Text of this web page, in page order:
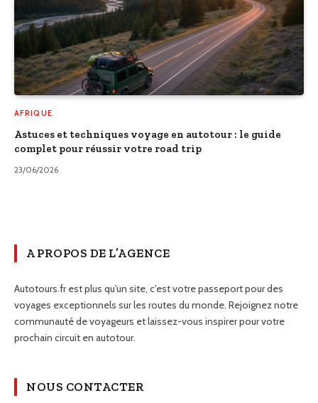
AFRIQUE
Astuces et techniques voyage en autotour : le guide
complet pour réussir votre road trip
23/06/2026
A PROPOS DE L’AGENCE
Autotours.fr est plus qu'un site, c'est votre passeport pour des
voyages exceptionnels sur les routes du monde. Rejoignez notre
communauté de voyageurs et laissez-vous inspirer pour votre
prochain circuit en autotour.
NOUS CONTACTER